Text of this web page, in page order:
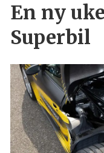
En ny
Superbil